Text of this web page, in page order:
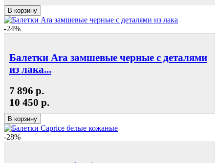
В корзину
-24%
Балетки Ara замшевые черные с деталями
из лака...
7 896 р.
10 450 р.
В корзину
-28%